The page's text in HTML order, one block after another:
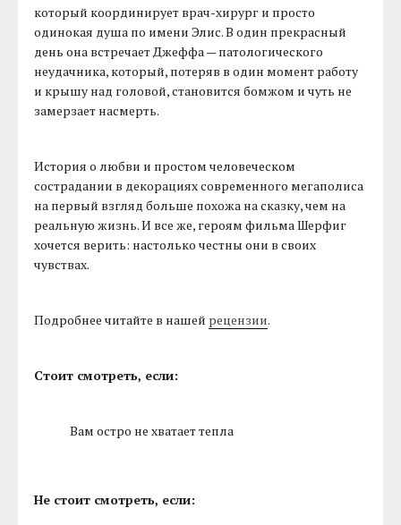
который координирует врач-хирург и просто
одинокая душа по имени Элис. В один прекрасный
день она встречает Джеффа — патологического
неудачника, который, потеряв в один момент работу
и крышу над головой, становится бомжом и чуть не
замерзает насмерть.
История о любви и простом человеческом
сострадании в декорациях современного мегаполиса
на первый взгляд больше похожа на сказку, чем на
реальную жизнь. И все же, героям фильма Шерфиг
хочется верить: настолько честны они в своих
чувствах.
Подробнее читайте в нашей рецензии.
Стоит смотреть, если:
Вам остро не хватает тепла
Не стоит смотреть, если: